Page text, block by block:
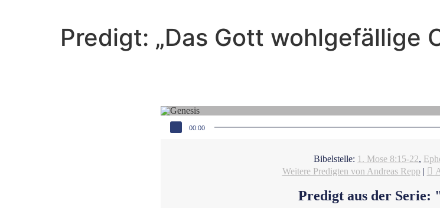
Predigt: „Das Gott wohlgefällige
Audio-Player
00:00
Bibelstelle: 1. Mose 8:15-22,
Weitere Predigten von Andreas Repp |
Predigt aus der Serie: